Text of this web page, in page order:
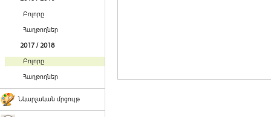
Բոլորը
Հաղթողներ
2017 / 2018
Բոլորը
Հաղթողներ
Նկարչական մրցույթ